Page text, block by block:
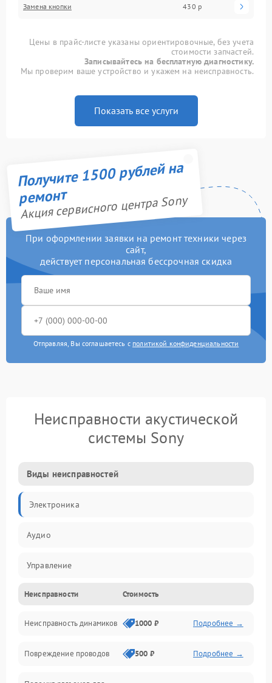
Замена кнопки 430 р
Цены в прайс-листе указаны ориентировочные, без учета
стоимости запчастей.
Записывайтесь на бесплатную диагностику.
Мы проверим ваше устройство и укажем на неисправность.
Показать все услуги
Получите 1500 рублей на
ремонт
Акция сервисного центра Sony
При оформлении заявки на ремонт техники через
сайт,
действует персональная бессрочная скидка
Отправляя, Вы соглашаетесь с политикой конфиденциальности
Неисправности акустической
системы Sony
Виды неисправностей
Электроника
Аудио
Управление
Электропитание
Связь
Механические повреждения
Неисправности Стоимость
Неисправность динамиков 1000 ₽ Подробнее →
Повреждение проводов 500 ₽ Подробнее →